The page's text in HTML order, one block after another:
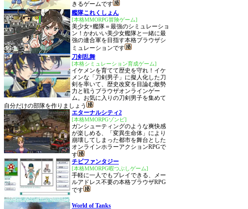
きるゲームです
艦隊これくしょん
[本格MMORPG冒険ゲーム]
美少女×艦隊＝最強のシミュレーショ
ン！かわいい美少女艦隊と一緒に最
強の連合軍を目指す本格ブラウザシ
ミュレーションです
刀剣乱舞
[本格シミュレーション育成ゲーム]
イケメンを育てて歴史を守れ！イケ
メンな「刀剣男子」に擬人化した刀
剣を率いて、歴史改変を目論む敵勢
力と戦うブラウザオンラインゲー
ム。お気に入りの刀剣男子を集めて
自分だけの部隊を作りましょう
エターナルシティ2
[本格MMORPGゾンビ]
ガンシューティングのような爽快感
が楽しめる、「変異生命体」により
崩壊してしまった都市を舞台とした
オンラインホラーアクションRPGで
す
チビファンタジー
[本格MMORPG暇つぶしゲーム]
手軽に一人でもプレイできる、メー
ルアドレス不要の本格ブラウザRPG
です
World of Tanks